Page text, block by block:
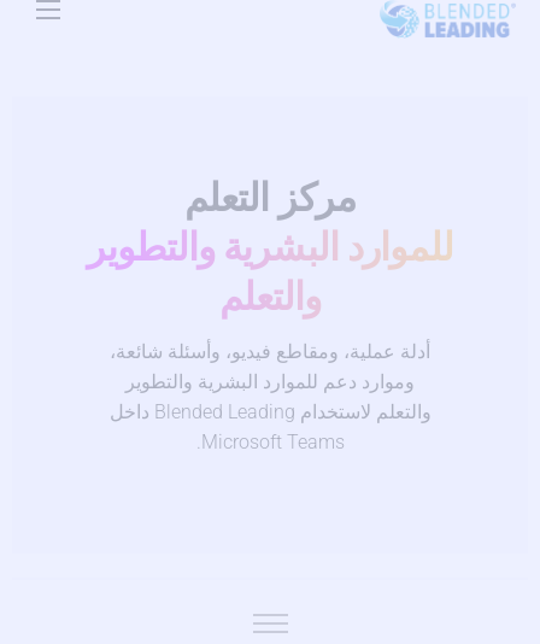
Pricing
مركز التعلم
للموارد البشرية والتطوير
والتعلم
أدلة عملية، ومقاطع فيديو، وأسئلة شائعة،
وموارد دعم للموارد البشرية والتطوير
والتعلم لاستخدام Blended Leading داخل
Microsoft Teams.